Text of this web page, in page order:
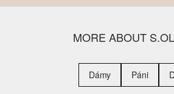
MORE ABOUT
Dámy Páni